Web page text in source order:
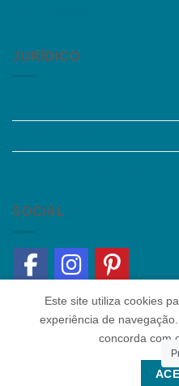
JURÍDICO
SOCIAL
Política
Copyright 2026 ©
Este site utiliza cookies
experiência de
concorda com